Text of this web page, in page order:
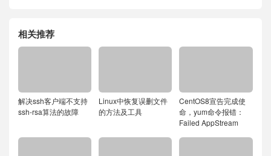
相关推荐
解决ssh客户端不支持
ssh-rsa算法的故障
Linux中恢复误删文件
的方法及工具
CentOS8宣告完成使
命，yum命令报错：
Failed AppStream